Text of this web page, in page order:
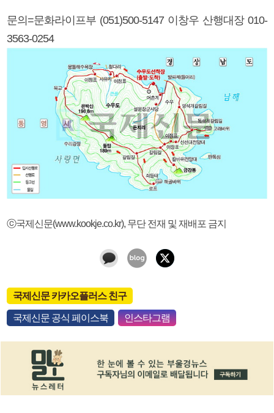
문의=문화라이프부 (051)500-5147 이창우 산행대장 010-
3563-0254
ⓒ국제신문(www.kookje.co.kr), 무단 전재 및 재배포 금지
국제신문 카카오플러스 친구
국제신문 공식 페이스북 인스타그램